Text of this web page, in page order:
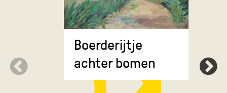
Boerderijtje
achter bomen